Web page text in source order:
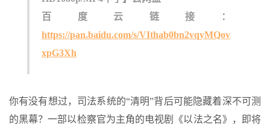
百度云链接：
https://pan.baidu.com/s/VIthab0bn2vqyMQov
xpG3Xh
你有没有想过，司法系统的“清明”背后可能隐藏着深不可测
的黑幕？一部以检察官为主角的电视剧《以法之名》，即将